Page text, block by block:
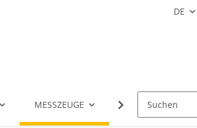
DE
MESSZEUGE ANGETRIEBENE